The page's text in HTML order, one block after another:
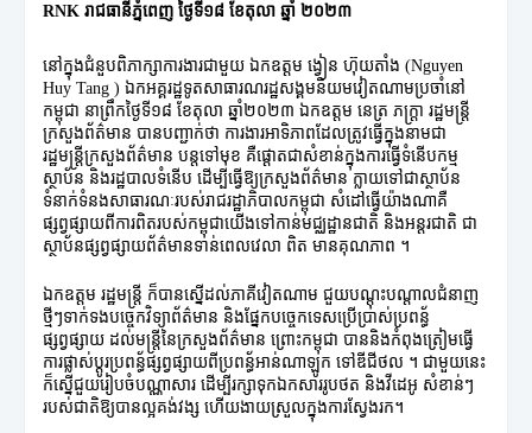
RNK រាជធានីភ្នំពេញ ថ្ងៃទី១៨ ខែតុលា ឆ្នាំ ២០២៣
នៅក្នុងជំនួបពិភាក្សាការងារជាមួយ ឯកឧត្តម ង្វៀន ហ៊ុយតាំង (Nguyen
Huy Tang ) ឯកអគ្គរដ្ឋទូតសាធារណរដ្ឋសង្គមនិយមវៀតណាមប្រចាំនៅ
កម្ពុជា នាព្រឹកថ្ងៃទី១៨ ខែតុលា ឆ្នាំ២០២៣ ឯកឧត្តម នេត្រ ភក្ត្រា រដ្ឋមន្រ្តី
ក្រសួងព័ត៌មាន បានបញ្ជាក់ថា ការងារអាទិភាពដែលត្រូវធ្វើក្នុងនាមជា
រដ្ឋមន្រ្ដីក្រសួងព័ត៌មាន បន្តទៅមុខ គឺផ្ដោតជាសំខាន់ក្នុងការធ្វើទំនើបកម្ម
ស្ថាប័ន និងរដ្ឋបាលទំនើប ដើម្បីធ្វើឱ្យក្រសួងព័ត៌មាន ក្លាយទៅជាស្ថាប័ន
ទំនាក់ទំនងសាធារណៈរបស់រាជរដ្ឋាភិបាលកម្ពុជា សំដៅធ្វើយ៉ាងណាគឺ
ផ្សព្វផ្សាយពីការពិតរបស់កម្ពុជាយើងទៅកាន់មជ្ឈដ្ឋានជាតិ និងអន្ដរជាតិ ជា
ស្ថាប័នផ្សព្វផ្សាយព័ត៌មានទាន់ពេលវេលា ពិត មានគុណភាព ។
ឯកឧត្តម រដ្ឋមន្រ្តី ក៏បានស្នើដល់ភាគីវៀតណាម ជួយបណ្តុះបណ្តាលជំនាញ
ថ្មីៗទាក់ទងបច្ចេកវិទ្យាព័ត៌មាន និងផ្នែកបច្ចេកទេសប្រើប្រាស់ប្រពន្ធ័
ផ្សព្វផ្សាយ ដល់មន្រ្តីនៃក្រសួងព័ត៌មាន ព្រោះកម្ពុជា បាននិងកំពុងត្រៀមធ្វើ
ការផ្លាស់ប្តូរប្រពន្ធ័ផ្សព្វផ្សាយពីប្រពន្ធ័អាន់ណាឡូក ទៅឌីជីថល ។ ជាមួយនេះ
ក៏ស្នើជួយរៀបចំបណ្ណាសារ ដើម្បីរក្សាទុកឯកសាររូបថត និងវីដេអូ សំខាន់ៗ
របស់ជាតិឱ្យបានល្អគង់វង្ស ហើយងាយស្រួលក្នុងការស្វែងរក។